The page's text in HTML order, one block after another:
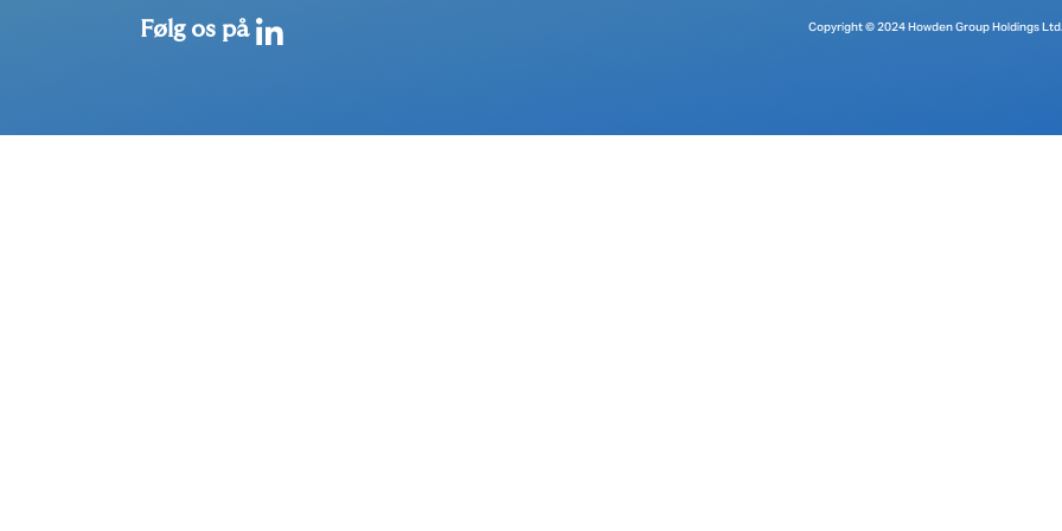
Følg os på Copyright © 2024 Howden Group Holdings Ltd.